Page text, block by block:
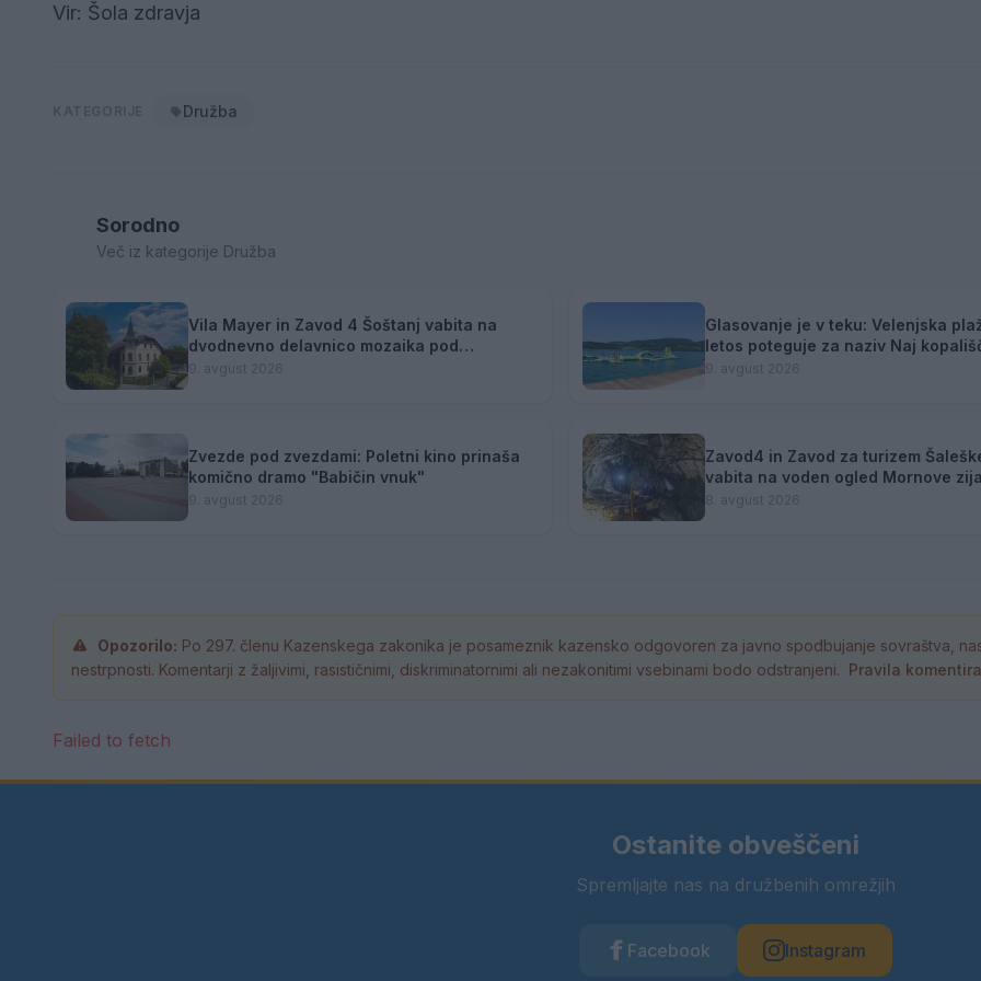
Vir: Šola zdravja
Družba
Sorodno
Več iz kategorije Družba
Vila Mayer in Zavod 4 Šoštanj vabita na
dvodnevno delavnico mozaika pod
mentorstvom Mojce Marije Černivšek
9. avgust 2026
Glasovanje je v teku: Velenjska
letos poteguje za naziv Naj
9. avgust 2026
Zvezde pod zvezdami: Poletni kino prinaša
komično dramo "Babičin vnuk"
9. avgust 2026
Zavod4 in Zavod za turizem
vabita na voden ogled Mornove
8. avgust 2026
Opozorilo: Po 297. členu Kazenskega zakonika je posameznik kazensko odgovoren za javno spodbujanje sovraštva,
nestrpnosti. Komentarji z žaljivimi, rasističnimi, diskriminatornimi ali nezakonitimi vsebinami bodo odstranjeni. Pravila
Failed to fetch
Ostanite obveščeni
Spremljajte nas na družbenih omrežjih
Facebook Instagram